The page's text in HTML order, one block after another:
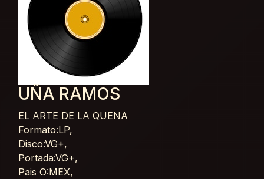
UÑA RAMOS
EL ARTE DE LA QUENA
Card List Article
Formato:LP,
Disco:VG+,
Portada:VG+,
Pais O:MEX,